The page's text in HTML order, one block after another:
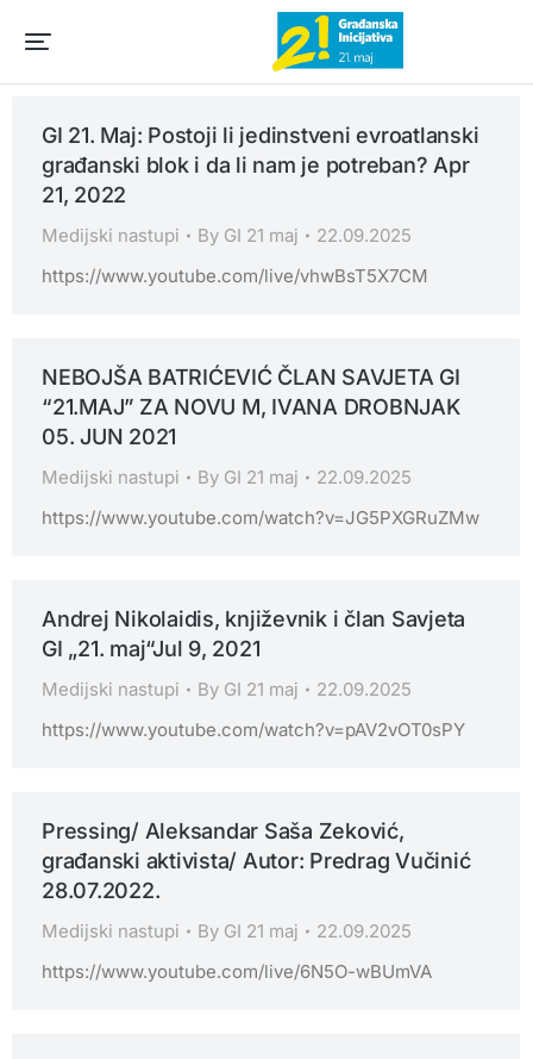
GI 21. Maj: Postoji li jedinstveni evroatlanski
građanski blok i da li nam je potreban? Apr
21, 2022
Medijski nastupi By GI 21 maj
22.09.2025
https://www.youtube.com/live/vhwBsT5X7CM
NEBOJŠA BATRIĆEVIĆ ČLAN SAVJETA GI
“21.MAJ” ZA NOVU M, IVANA DROBNJAK
05. JUN 2021
Medijski nastupi By GI 21 maj
22.09.2025
https://www.youtube.com/watch?v=JG5PXGRuZMw
Andrej Nikolaidis, književnik i član Savjeta
GI „21. maj“Jul 9, 2021
Medijski nastupi By GI 21 maj
22.09.2025
https://www.youtube.com/watch?v=pAV2vOT0sPY
Pressing/ Aleksandar Saša Zeković,
građanski aktivista/ Autor: Predrag Vučinić
28.07.2022.
Medijski nastupi By GI 21 maj
22.09.2025
https://www.youtube.com/live/6N5O-wBUmVA